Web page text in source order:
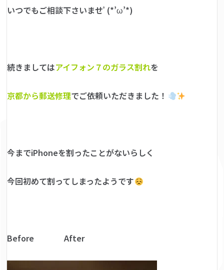
いつでもご相談下さいませﾟ(*’ω’*)
続きましてはアイフォン７のガラス割れを
京都から郵送修理でご依頼いただきました！
今までiPhoneを割ったことがないらしく
今回初めて割ってしまったようです
Before After